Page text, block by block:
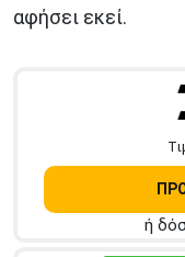
αφήσει εκεί.
ή